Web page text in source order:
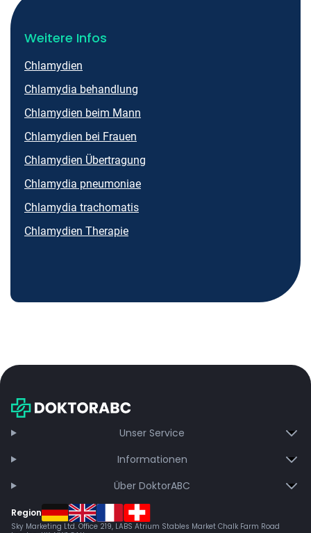
Weitere Infos
Chlamydien
Chlamydia behandlung
Chlamydien beim Mann
Chlamydien bei Frauen
Chlamydien Übertragung
Chlamydia pneumoniae
Chlamydia trachomatis
Chlamydien Therapie
Unser Service
Informationen
Über DoktorABC
Region
Sky Marketing Ltd. Office 219, LABS Atrium Stables Market Chalk Farm Road